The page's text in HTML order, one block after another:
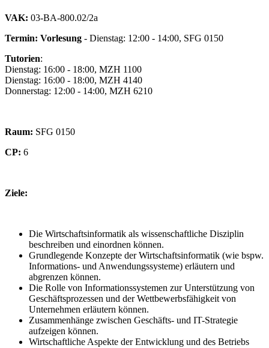
VAK: 03-BA-800.02/2a
Termin: Vorlesung - Dienstag: 12:00 - 14:00, SFG 0150
Tutorien:
Dienstag: 16:00 - 18:00, MZH 1100
Dienstag: 16:00 - 18:00, MZH 4140
Donnerstag: 12:00 - 14:00, MZH 6210
Raum: SFG 0150
CP: 6
Ziele:
Die Wirtschaftsinformatik als wissenschaftliche Disziplin
beschreiben und einordnen können.
Grundlegende Konzepte der Wirtschaftsinformatik (wie bspw.
Informations- und Anwendungssysteme) erläutern und
abgrenzen können.
Die Rolle von Informationssystemen zur Unterstützung von
Geschäftsprozessen und der Wettbewerbsfähigkeit von
Unternehmen erläutern können.
Zusammenhänge zwischen Geschäfts- und IT-Strategie
aufzeigen können.
Wirtschaftliche Aspekte der Entwicklung und des Betriebs